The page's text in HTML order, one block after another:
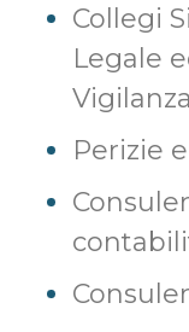
Collegi
Legale
Perizie